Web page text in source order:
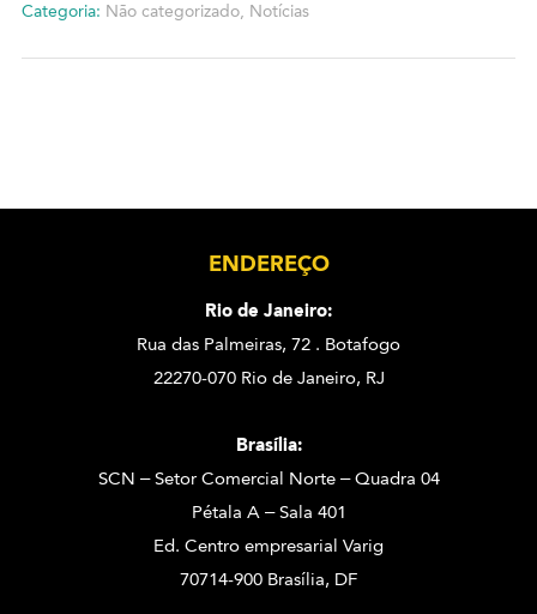
Categoria: Não categorizado, Notícias
ENDEREÇO
Rio de Janeiro:
Rua das Palmeiras, 72 . Botafogo
22270-070 Rio de Janeiro, RJ
Brasília:
SCN – Setor Comercial Norte – Quadra 04
Pétala A – Sala 401
Ed. Centro empresarial Varig
70714-900 Brasília, DF